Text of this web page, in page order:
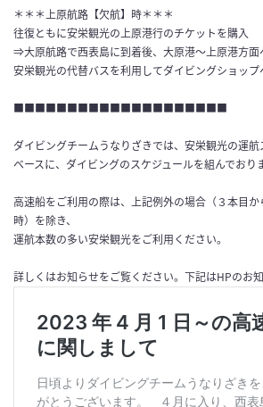
＊＊＊上原航路【欠航】時＊＊＊
往復ともに安栄観光の上原港行のチケットを購入
⇒大原航路で西表島に到着後、大原港～上原港方面
安栄観光の代替バスを利用してダイビングショップ
■■■■■■■■■■■■■■■■■■■■
ダイビングチームうなりざきでは、安栄観光の運航
ベースに、ダイビングのスケジュールを組んでおり
高速船をご利用の際は、上記例外の場合（３本目
時）を除き、
運航本数の多い安栄観光をご利用ください。
詳しくはお知らせをご覧ください。下記はHPのお知